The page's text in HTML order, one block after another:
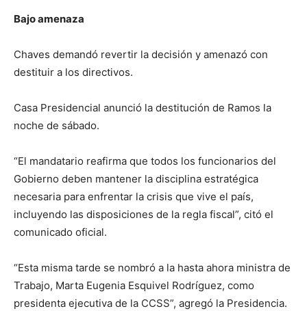
Bajo amenaza
Chaves demandó revertir la decisión y amenazó con
destituir a los directivos.
Casa Presidencial anunció la destitución de Ramos la
noche de sábado.
“El mandatario reafirma que todos los funcionarios del
Gobierno deben mantener la disciplina estratégica
necesaria para enfrentar la crisis que vive el país,
incluyendo las disposiciones de la regla fiscal”, citó el
comunicado oficial.
“Esta misma tarde se nombró a la hasta ahora ministra de
Trabajo, Marta Eugenia Esquivel Rodríguez, como
presidenta ejecutiva de la CCSS”, agregó la Presidencia.